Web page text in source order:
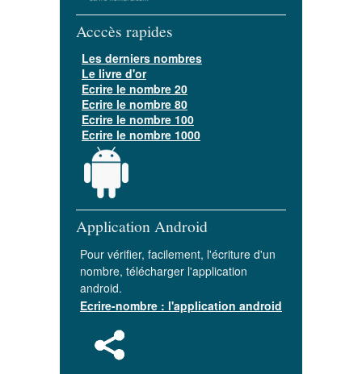
Acccès rapides
Les derniers nombres
Le livre d'or
Ecrire le nombre 20
Ecrire le nombre 80
Ecrire le nombre 100
Ecrire le nombre 1000
Application Android
Pour vérifier, facilement, l'écriture d'un
nombre, télécharger l'application
android.
Ecrire-nombre : l'application android